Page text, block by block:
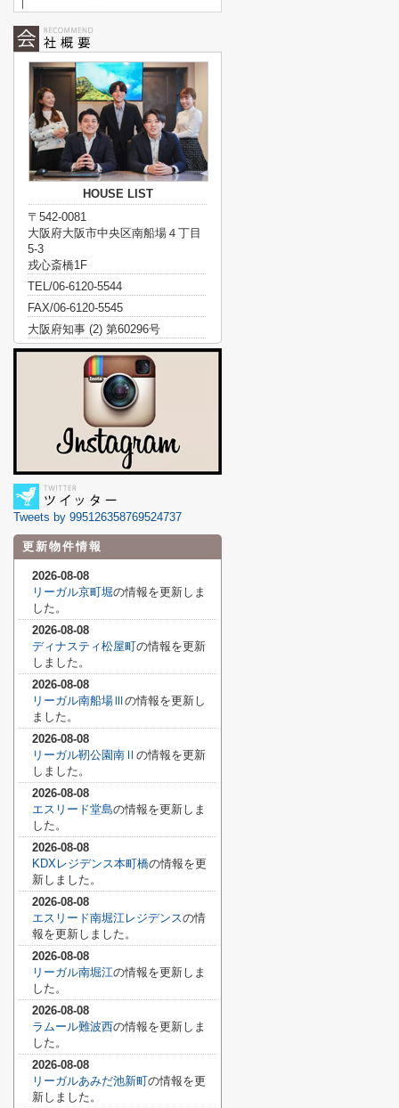
HOUSE LIST
〒542-0081
大阪府大阪市中央区南船場４丁目
5-3
戎心斎橋1F
TEL/06-6120-5544
FAX/06-6120-5545
大阪府知事 (2) 第60296号
Tweets by 995126358769524737
更新物件情報
2026-08-08
リーガル京町堀の情報を更新しま
した。
2026-08-08
ディナスティ松屋町の情報を更新
しました。
2026-08-08
リーガル南船場Ⅲ の情報を更新し
ました。
2026-08-08
リーガル靭公園南Ⅱ の情報を更新
しました。
2026-08-08
エスリード堂島の情報を更新しま
した。
2026-08-08
KDXレジデンス本町橋の情報を更
新しました。
2026-08-08
エスリード南堀江レジデンスの情
報を更新しました。
2026-08-08
リーガル南堀江の情報を更新しま
した。
2026-08-08
ラムール難波西の情報を更新しま
した。
2026-08-08
リーガルあみだ池新町の情報を更
新しました。